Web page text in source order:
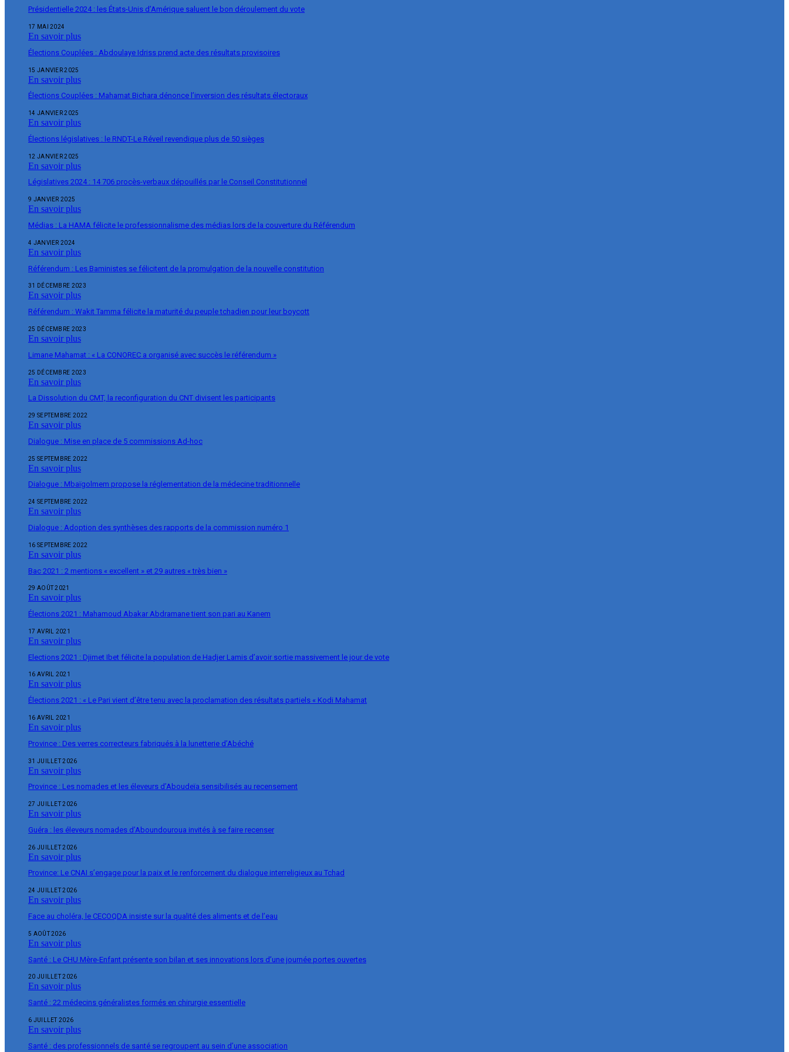
Présidentielle 2024 : les États-Unis d’Amérique saluent le bon déroulement du vote
17 MAI 2024
En savoir plus
Élections Couplées : Abdoulaye Idriss prend acte des résultats provisoires
15 JANVIER 2025
En savoir plus
Élections Couplées : Mahamat Bichara dénonce l’inversion des résultats électoraux
14 JANVIER 2025
En savoir plus
Élections législatives : le RNDT-Le Réveil revendique plus de 50 sièges
12 JANVIER 2025
En savoir plus
Législatives 2024 : 14 706 procès-verbaux dépouillés par le Conseil Constitutionnel
9 JANVIER 2025
En savoir plus
Médias : La HAMA félicite le professionnalisme des médias lors de la couverture du Référendum
4 JANVIER 2024
En savoir plus
Référendum : Les Baministes se félicitent de la promulgation de la nouvelle constitution
31 DÉCEMBRE 2023
En savoir plus
Référendum : Wakit Tamma félicite la maturité du peuple tchadien pour leur boycott
25 DÉCEMBRE 2023
En savoir plus
Limane Mahamat : « La CONOREC a organisé avec succès le référendum »
25 DÉCEMBRE 2023
En savoir plus
La Dissolution du CMT, la reconfiguration du CNT divisent les participants
29 SEPTEMBRE 2022
En savoir plus
Dialogue : Mise en place de 5 commissions Ad-hoc
25 SEPTEMBRE 2022
En savoir plus
Dialogue : Mbaïgolmem propose la réglementation de la médecine traditionnelle
24 SEPTEMBRE 2022
En savoir plus
Dialogue : Adoption des synthèses des rapports de la commission numéro 1
16 SEPTEMBRE 2022
En savoir plus
Bac 2021 : 2 mentions « excellent » et 29 autres « très bien »
29 AOÛT 2021
En savoir plus
Élections 2021 : Mahamoud Abakar Abdramane tient son pari au Kanem
17 AVRIL 2021
En savoir plus
Elections 2021 : Djimet Ibet félicite la population de Hadjer Lamis d’avoir sortie massivement le jour de vote
16 AVRIL 2021
En savoir plus
Élections 2021 : « Le Pari vient d’être tenu avec la proclamation des résultats partiels « Kodi Mahamat
16 AVRIL 2021
En savoir plus
Province : Des verres correcteurs fabriqués à la lunetterie d’Abéché
31 JUILLET 2026
En savoir plus
Province : Les nomades et les éleveurs d’Aboudeïa sensibilisés au recensement
27 JUILLET 2026
En savoir plus
Guéra : les éleveurs nomades d’Aboundouroua invités à se faire recenser
26 JUILLET 2026
En savoir plus
Province: Le CNAI s’engage pour la paix et le renforcement du dialogue interreligieux au Tchad
24 JUILLET 2026
En savoir plus
Face au choléra, le CECOQDA insiste sur la qualité des aliments et de l’eau
5 AOÛT 2026
En savoir plus
Santé : Le CHU Mère-Enfant présente son bilan et ses innovations lors d’une journée portes ouvertes
20 JUILLET 2026
En savoir plus
Santé : 22 médecins généralistes formés en chirurgie essentielle
6 JUILLET 2026
En savoir plus
Santé : des professionnels de santé se regroupent au sein d’une association